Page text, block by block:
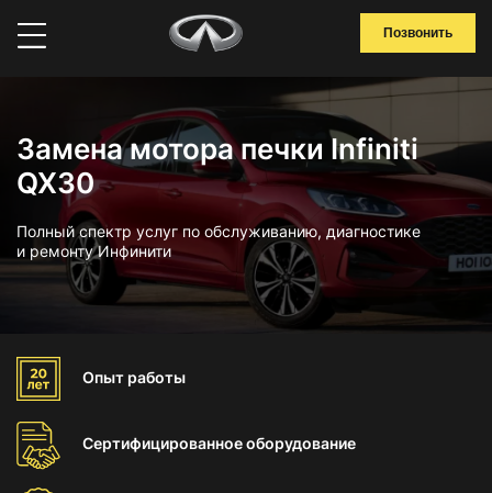
Позвонить
Замена мотора печки Infiniti
QX30
Полный спектр услуг по обслуживанию, диагностике
и ремонту Инфинити
Опыт работы
Сертифицированноеоборудование